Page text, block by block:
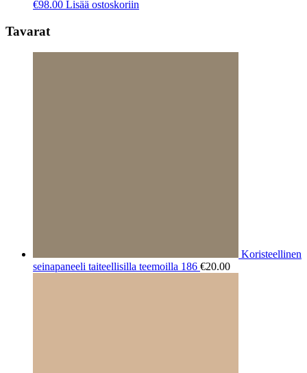
€98.00 Lisää ostoskoriin
Tavarat
Koristeellinen
seinapaneeli taiteellisilla teemoilla 186 €20.00